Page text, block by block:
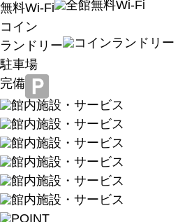
無料Wi-Fi
コイン
ランドリー
駐車場
完備